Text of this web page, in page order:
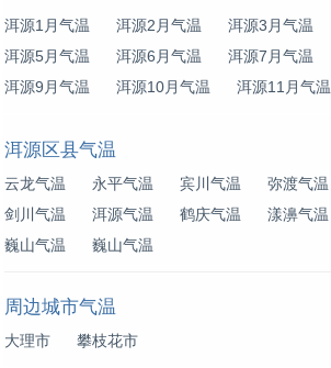
洱源1月气温 洱源2月气温 洱源3月气温
洱源5月气温
洱源6月气温 洱源7月气温
洱源9月气温
洱源10月气温 洱源11月气温
洱源区县气温
云龙气温 永平气温 宾川气温 弥渡气温
剑川气温
洱源气温 鹤庆气温 漾濞气温
巍山气温
巍山气温
周边城市气温
大理市 攀枝花市